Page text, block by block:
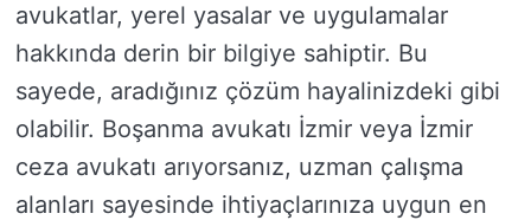
avukatlar, yerel yasalar ve uygulamalar
hakkında derin bir bilgiye sahiptir. Bu
sayede, aradığınız çözüm hayalinizdeki gibi
olabilir. Boşanma avukatı İzmir veya İzmir
ceza avukatı arıyorsanız, uzman çalışma
alanları sayesinde ihtiyaçlarınıza uygun en